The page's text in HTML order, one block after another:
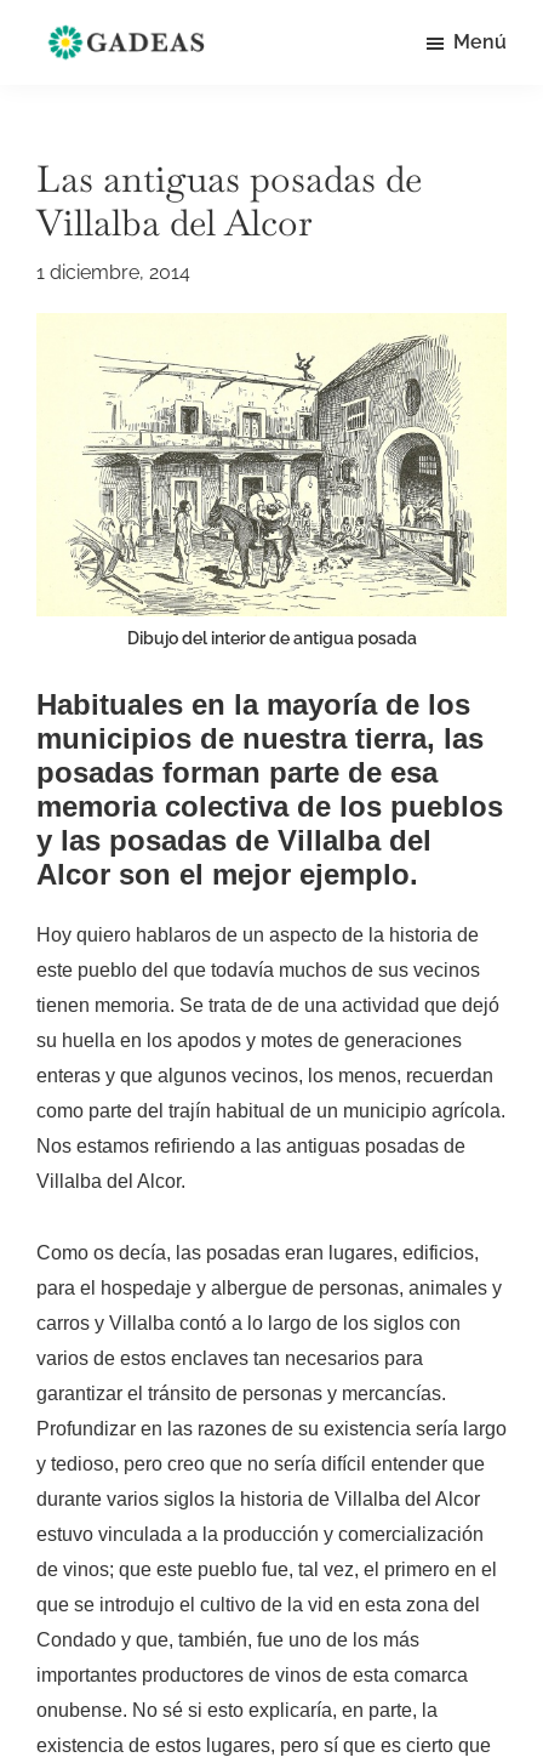
Alcor
local
y
Menú
Las antiguas posadas de
Villalba del Alcor
1 diciembre, 2014
Dibujo del interior de antigua posada
Habituales en la mayoría de los
municipios de nuestra tierra, las
posadas forman parte de esa
memoria colectiva de los pueblos
y las posadas de Villalba del
Alcor son el mejor ejemplo.
Hoy quiero hablaros de un aspecto de la historia de
este pueblo del que todavía muchos de sus vecinos
tienen memoria. Se trata de de una actividad que dejó
su huella en los apodos y motes de generaciones
enteras y que algunos vecinos, los menos, recuerdan
como parte del trajín habitual de un municipio agrícola.
Nos estamos refiriendo a las antiguas posadas de
Villalba del Alcor.
Como os decía, las posadas eran lugares, edificios,
para el hospedaje y albergue de personas, animales y
carros y Villalba contó a lo largo de los siglos con
varios de estos enclaves tan necesarios para
garantizar el tránsito de personas y mercancías.
Profundizar en las razones de su existencia sería largo
y tedioso, pero creo que no sería difícil entender que
durante varios siglos la historia de Villalba del Alcor
estuvo vinculada a la producción y comercialización
de vinos; que este pueblo fue, tal vez, el primero en el
que se introdujo el cultivo de la vid en esta zona del
Condado y que, también, fue uno de los más
importantes productores de vinos de esta comarca
onubense. No sé si esto explicaría, en parte, la
existencia de estos lugares, pero sí que es cierto que